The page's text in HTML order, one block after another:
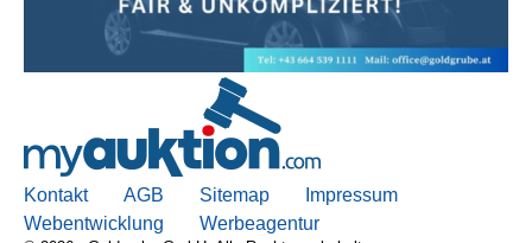
Kontakt AGB Sitemap
Impressum
Webentwicklung
Werbeagentur